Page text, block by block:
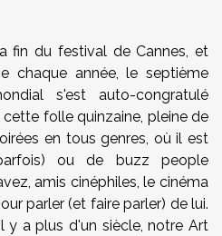
fin du festival de Cannes, et
chaque année, le septième
s'est auto-congratulé
cette folle quinzaine, pleine de
en tous genres, où il est
ou de buzz people
amis cinéphiles, le cinéma
parler (et faire parler) de lui.
y a plus d'un siècle, notre Art